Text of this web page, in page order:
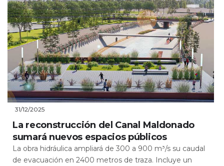
31/12/2025
La reconstrucción del Canal Maldonado
sumará nuevos espacios públicos
La obra hidráulica ampliará de 300 a 900 m³/s su caudal
de evacuación en 2400 metros de traza. Incluye un